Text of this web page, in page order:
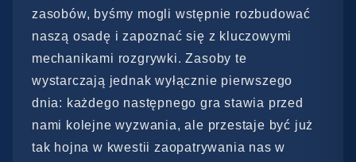
zasobów, byśmy mogli wstępnie rozbudować
naszą osadę i zapoznać się z kluczowymi
mechanikami rozgrywki. Zasoby te
wystarczają jednak wyłącznie pierwszego
dnia: każdego następnego gra stawia przed
nami kolejne wyzwania, ale przestaje być już
tak hojna w kwestii zaopatrywania nas w